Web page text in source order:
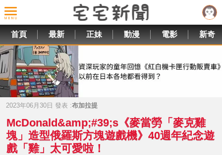
首頁 最新 正妹 動漫 電影 新奇
2023年06月30日 發表 :布加拉提
McDonald&amp;#39;s《麥當勞「麥克雞
塊」造型俄羅斯方塊遊戲機》40週年紀念遊
戲「雞」太可愛啦！